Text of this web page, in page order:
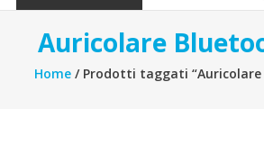
Auricolare
Home / Prodotti taggati